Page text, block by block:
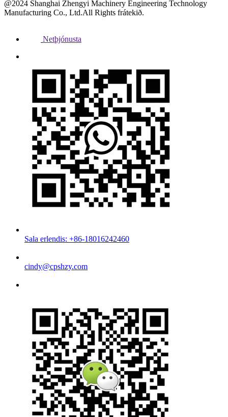
@2024 Shanghai Zhengyi Machinery Engineering Technology
Manufacturing Co., Ltd.All Rights frátekið.
Netþjónusta
Sala erlendis: +86-18016242460
cindy@cpshzy.com